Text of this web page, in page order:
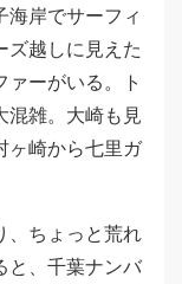
岸でサーフィ
ズ越しに見えた
ーがいる。ト
混雑。大崎も見
ヶ崎から七里ガ
、ちょっと荒れ
と、千葉ナンバ